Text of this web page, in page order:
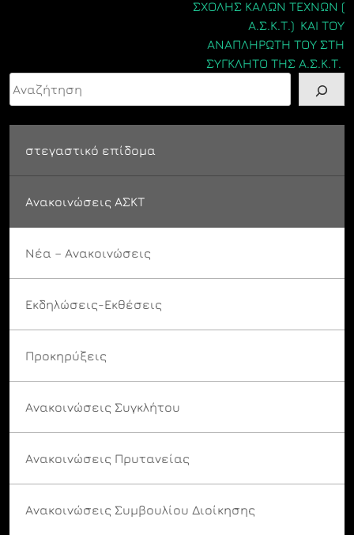
ΣΧΟΛΗΣ ΚΑΛΩΝ ΤΕΧΝΩΝ (
Α.Σ.Κ.Τ.) ΚΑΙ ΤΟΥ
ΑΝΑΠΛΗΡΩΤΗ ΤΟΥ ΣΤΗ
ΣΥΓΚΛΗΤΟ ΤΗΣ Α.Σ.Κ.Τ.
Αναζήτηση
στεγαστικό επίδομα
Ανακοινώσεις ΑΣΚΤ
Νέα – Ανακοινώσεις
Εκδηλώσεις-Εκθέσεις
Προκηρύξεις
Ανακοινώσεις Συγκλήτου
Ανακοινώσεις Πρυτανείας
Ανακοινώσεις Συμβουλίου Διοίκησης